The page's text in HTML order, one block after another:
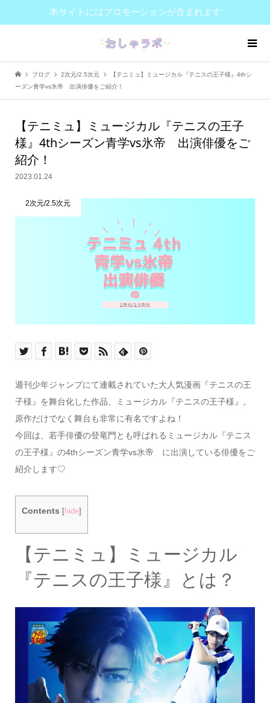
本サイトにはプロモーションが含まれます
ブログ 2次元/2.5次元
【テニミュ】ミュージカル『テニスの王子様』4thシ
ーズン青学vs氷帝 出演俳優をご紹介！
【テニミュ】ミュージカル『テニスの王子
様』4thシーズン青学vs氷帝 出演俳優をご
紹介！
2023.01.24
2次元/2.5次元
週刊少年ジャンプにて連載されていた大人気漫画『テニスの王
子様』を舞台化した作品、ミュージカル『テニスの王子様』。
原作だけでなく舞台も非常に有名ですよね！
今回は、若手俳優の登竜門とも呼ばれるミュージカル『テニス
の王子様』の4thシーズン青学vs氷帝 に出演している俳優をご
紹介します♡
Contents hide]
【テニミュ】ミュージカル
『テニスの王子様』とは？